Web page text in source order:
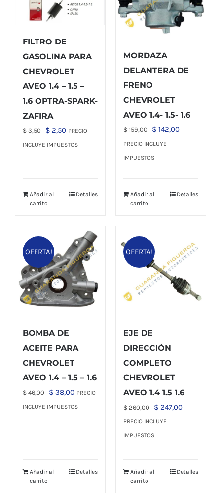
FILTRO DE
GASOLINA PARA
CHEVROLET
AVEO 1.4 – 1.5 –
1.6 OPTRA-SPARK-
ZAFIRA
$3,50
El
precio
$ 2,50El
precio
PRECIO
INCLUYE IMPUESTOS
Añadir al
carrito
Detalles
MORDAZA
DELANTERA DE
FRENO
CHEVROLET
AVEO 1.4- 1.5- 1.6
$159,00
El
precio
original
$ 142,00El
PRECIO INCLUYE
IMPUESTOS
Añadir al
carrito
Detalles
OFERTA!
BOMBA DE
ACEITE PARA
CHEVROLET
AVEO 1.4 – 1.5 – 1.6
$46,00
El
precio
$ 38,00El
precio
PRECIO
INCLUYE IMPUESTOS
Añadir al
carrito
Detalles
OFERTA!
EJE DE
DIRECCIÓN
COMPLETO
CHEVROLET
AVEO 1.4 1.5 1.6
$260,00
El
precio
original
$ 247,00El
PRECIO INCLUYE
IMPUESTOS
Añadir al
carrito
Detalles